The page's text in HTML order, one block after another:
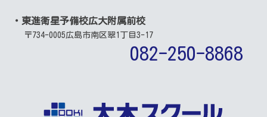
・東進衛星予備校広大附属前校
〒734-0005広島市南区翠1丁目3-17
082-250-8868